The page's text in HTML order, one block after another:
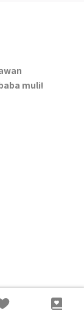
muli!